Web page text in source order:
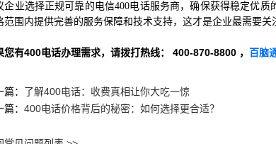
企业选择正规可靠的电信400电话服务商，确保获得稳定优质
范围内提供完善的服务保障和技术支持，这才是企业最需要关
您有400电话办理需求，请拨打热线： 400-870-8800 ， 百脑
篇： 了解400电话：收费真相让你大吃一惊
： 400电话价格背后的秘密：如何选择更合适？